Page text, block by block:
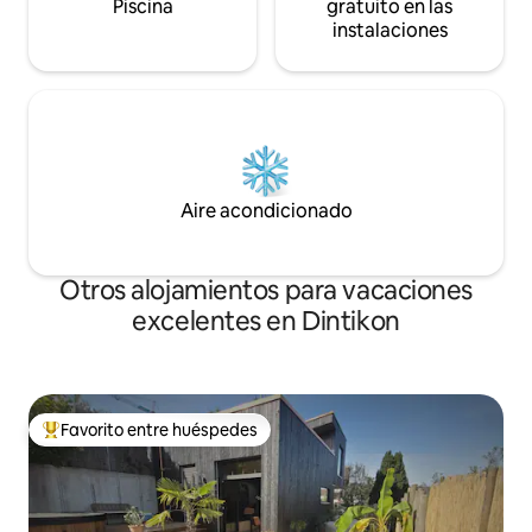
Piscina
gratuito en las
instalaciones
Aire acondicionado
Otros alojamientos para vacaciones
excelentes en Dintikon
Favorito entre huéspedes preferido
Favorito entre huéspedes